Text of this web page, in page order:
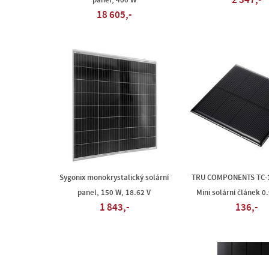
18 605,-
Sygonix monokrystalický solární
panel, 150 W, 18.62 V
1 843,-
TRU COMPONENTS
Mini solární článek
136,-